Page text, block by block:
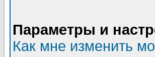
Параметры и
Как мне изменить